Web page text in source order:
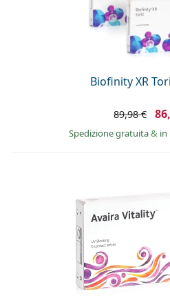
Biofinity XR
89,98 €
Spedizione gratuita& in